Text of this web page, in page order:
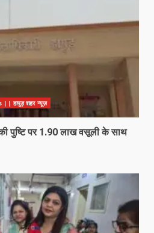
हापुड़ शहर न्यूज़
पुष्टि पर 1.90 लाख वसूली के साथ